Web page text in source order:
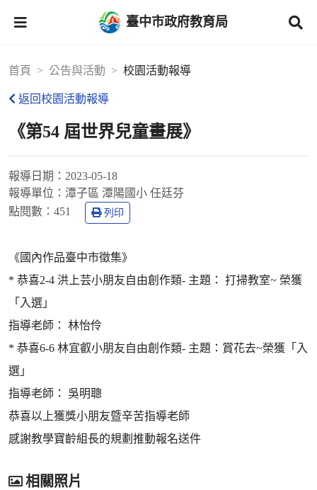
臺中市政府教育局
首頁 公告與活動 校園活動報導
返回校園活動報導
《第54 屆世界兒童畫展》
報導日期： 2023-05-18
報導單位： 潭子區 潭陽國小 任廷芬
點閱數： 451 列印
《國內作品臺中市徵集》
* 恭喜2-4 洪上芸小朋友自由創作類- 主題： 打掃教室~ 榮獲
「入選」
指導老師： 林怡伶
* 恭喜6-6 林宜叡小朋友自由創作類- 主題：賞花去~榮獲「入
選」
指導老師： 吳明聰
恭喜以上獲獎小朋友暨辛苦指導老師
感謝教學寶齡組長的規劃推動報名送件
相關照片